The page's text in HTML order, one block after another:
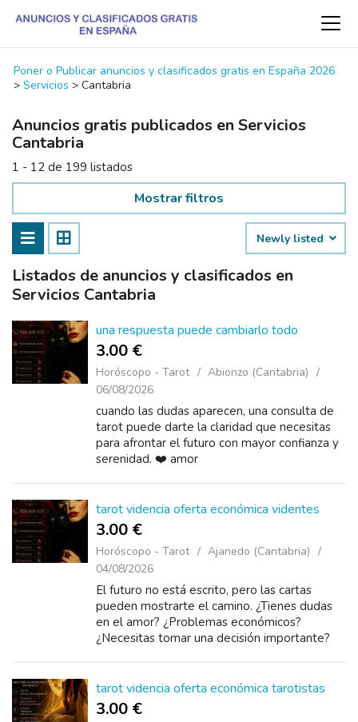
Poner o Publicar anuncios y clasificados gratis en España 2026
> Servicios > Cantabria
Anuncios gratis publicados en Servicios
Cantabria
1 - 12 de 199 listados
Mostrar filtros
Newly listed
Listados de anuncios y clasificados en
Servicios Cantabria
una respuesta puede cambiarlo todo
3.00 €
Horóscopo - Tarot
Abionzo (Cantabria)
06/08/2026
cuando las dudas aparecen, una consulta de
tarot puede darte la claridad que necesitas
para afrontar el futuro con mayor confianza y
serenidad. ❤️ amor
tarot videncia oferta económica videntes
3.00 €
Horóscopo - Tarot
Ajanedo (Cantabria)
04/08/2026
El futuro no está escrito, pero las cartas
pueden mostrarte el camino. ¿Tienes dudas
en el amor? ¿Problemas económicos?
¿Necesitas tomar una decisión importante?
tarot videncia oferta económica tarotistas
3.00 €